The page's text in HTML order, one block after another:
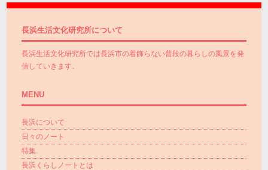
長浜生活文化研究所について
長浜生活文化研究所では長浜市の着飾らない普段の暮らしの風景を発
信していきます。
MENU
長浜について
日々のノート
特集
長浜くらしノートとは